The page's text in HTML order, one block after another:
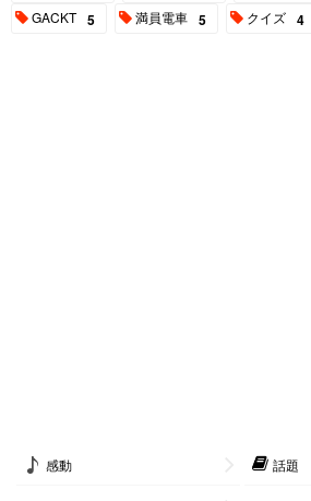
GACKT 5 満員電車 5 クイズ 4
感動 話題